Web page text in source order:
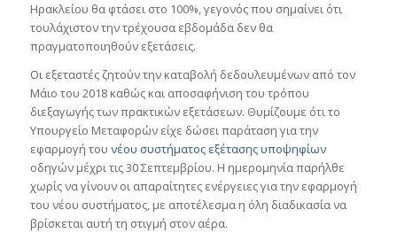
Ηρακλείου θα φτάσει στο 100%, γεγονός που σημαίνει ότι
τουλάχιστον την τρέχουσα εβδομάδα δεν θα
πραγματοποιηθούν εξετάσεις.
Οι εξεταστές ζητούν την καταβολή δεδουλευμένων από τον
Μάιο του 2018 καθώς και αποσαφήνιση του τρόπου
διεξαγωγής των πρακτικών εξετάσεων. Θυμίζουμε ότι το
Υπουργείο Μεταφορών είχε δώσει παράταση για την
εφαρμογή του νέου συστήματος εξέτασης υποψηφίων
οδηγών μέχρι τις 30 Σεπτεμβρίου. Η ημερομηνία παρήλθε
χωρίς να γίνουν οι απαραίτητες ενέργειες για την εφαρμογή
του νέου συστήματος, με αποτέλεσμα η όλη διαδικασία να
βρίσκεται αυτή τη στιγμή στον αέρα.